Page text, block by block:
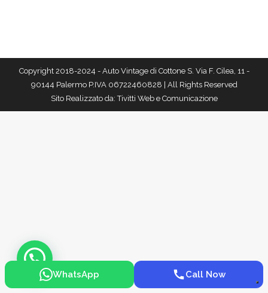
Copyright 2018-2024 - Auto Vintage di Cottone S. Via F. Cilea, 11 -
90144 Palermo P.IVA 06722460828 | All Rights Reserved
Sito Realizzato da:Tivitti Web e Comunicazione
WhatsApp Call Now